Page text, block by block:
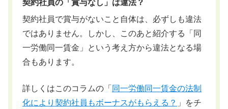
契約社員の「賞与なし」は違法？
契約社員で賞与がないこと自体は、必ずしも違法
ではありません。しかし、このあと紹介する「同
一労働同一賃金」という考え方から違法となる場
合もあります。
詳しくはこのコラムの「 同一労働同一賃金の法制
化により契約社員もボーナスがもらえる？ 」をチ